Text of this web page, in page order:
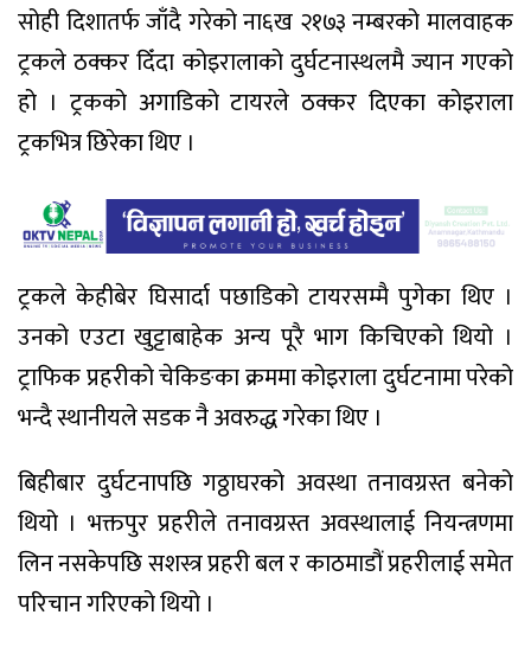
सोही दिशातर्फ जाँदै गरेको ना६ख २१७३ नम्बरको मालवाहक
ट्रकले ठक्कर दिँदा कोइरालाको दुर्घटनास्थलमै ज्यान गएको
हो । ट्रकको अगाडिको टायरले ठक्कर दिएका कोइराला
ट्रकभित्र छिरेका थिए ।
ट्रकले केहीबेर घिसार्दा पछाडिको टायरसम्मै पुगेका थिए ।
उनको एउटा खुट्टाबाहेक अन्य पूरै भाग किचिएको थियो ।
ट्राफिक प्रहरीको चेकिङका क्रममा कोइराला दुर्घटनामा परेको
भन्दै स्थानीयले सडक नै अवरुद्ध गरेका थिए ।
बिहीबार दुर्घटनापछि गठ्ठाघरको अवस्था तनावग्रस्त बनेको
थियो । भक्तपुर प्रहरीले तनावग्रस्त अवस्थालाई नियन्त्रणमा
लिन नसकेपछि सशस्त्र प्रहरी बल र काठमाडौं प्रहरीलाई समेत
परिचान गरिएको थियो ।